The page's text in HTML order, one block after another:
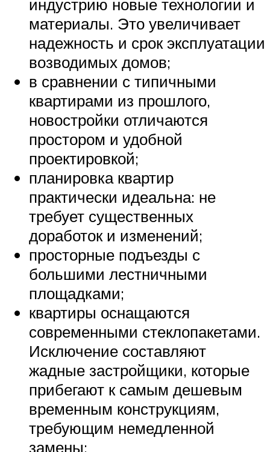
индустрию новые технологии и
материалы. Это увеличивает
надежность и срок эксплуатации
возводимых домов;
в сравнении с типичными
квартирами из прошлого,
новостройки отличаются
простором и удобной
проектировкой;
планировка квартир
практически идеальна: не
требует существенных
доработок и изменений;
просторные подъезды с
большими лестничными
площадками;
квартиры оснащаются
современными стеклопакетами.
Исключение составляют
жадные застройщики, которые
прибегают к самым дешевым
временным конструкциям,
требующим немедленной
замены;